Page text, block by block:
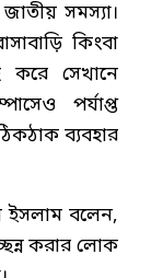
সমস্যা।
কিংবা
সেখানে
পর্যাপ্ত
ব্যবহার
ইসলাম বলেন,
করার লোক